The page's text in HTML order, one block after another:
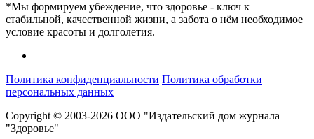
*Мы формируем убеждение, что здоровье - ключ к
стабильной, качественной жизни, а забота о нём необходимое
условие красоты и долголетия.
Политика конфиденциальности Политика обработки
персональных данных
Copyright © 2003-2026 ООО "Издательский дом журнала
"Здоровье"